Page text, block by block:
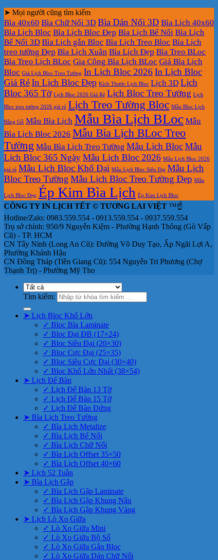
➤ Mọi người cũng tìm kiếm
Bìa 40x60 Bìa Chữ Nổi 3D Bìa Dán Nổi 3D Bìa Lịch 40x60
Bìa Lịch Bloc Bìa Lịch Bloc Đẹp Bìa Lịch Bế Nổi Bìa Lịch
Bế Nổi 3D Bìa Lịch gắn Bloc Bìa Lịch Treo Bloc Bìa Lịch
treo tường Đẹp Bìa Lịch Xuân Bìa Lịch Đẹp Bìa Treo BLoc
Bìa Treo Lịch BLoc Gia Công Bìa Lịch BLoc Giá Bìa Lịch
Bloc Giá Lịch Bloc Treo Tường In Lịch Bloc 2026 In Lịch Bloc
Giá RẻIn Lịch Bloc Đẹp Kích Thước Lịch Bloc Lịch 3D Lịch
Bloc 365 Tờ Lịch Bloc 2026 Giá Rẻ Lịch Bloc Treo Tường Lịch
Bloc treo tường 2026 giá rẻ Lịch Treo Tường Bloc Mẫu Bloc Lịch
Bằng Gỗ Mẫu Bìa Lịch Mẫu Bìa Lịch BLoc Mẫu
Bìa Lịch Bloc 2026 Mẫu Bìa Lịch BLoc Treo
Tường Mẫu Bìa Lịch Treo Tường Mẫu Lịch BlocMẫu
Lịch Bloc 365 NgàyMẫu Lịch Bloc 2026 Mẫu Lịch Bloc 2026
giá rẻ Mẫu Lịch Bloc Khổ Đại Mẫu Lịch Bloc Siêu Đại Mẫu Lịch
Bloc Treo Tường Mẫu Lịch Bloc Treo Tường Đẹp Mẫu
Lịch Bloc Đẹp Ép Kim Bìa Lịch Ép Kim Lịch Bloc
CÔNG TY IN LỊCH TẾT © TƯƠNG LAI VIỆT ™☝️
Hotline/Zalo: 0983.559.554 - 0913.559.554 - 0937.559.554
Trụ sở chính: 950/9 Nguyễn Kiệm - Phường Hạnh Thông (Gò Vấp
Cũ) - TP. HCM
CN Tây Ninh (Long An Cũ): Đường Võ Duy Tạo, Ấp Ngãi Lợi A,
Phường Khánh Hậu
CN Đồng Tháp (Tiền Giang Cũ): 554 Nguyễn Tri Phương (Chợ
Thạnh Trị) - Phường Mỹ Tho
Tìm kiếm:
➤ Lịch Bloc Khổ Lớn
✓ Bloc Bìa Laminate
✓ Bloc Đại ĐB (17×24)
✓ Bloc Siêu Đại (20×30)
✓ Bloc Cực Đại (25×35)
✓ Bloc Siêu Cực Đại (30×40)
✓ Bloc Khổ Lớn Nhất (38×54)
➤ Lịch Để Bàn
✓ Lịch Để Bàn 13 Tờ
✓ Lịch Để Bàn 15 Tờ
✓ Lịch Để Bàn Đứng
➤ Bìa Lịch Treo Tường
✓ Bìa Lịch Metalize
✓ Bìa Lịch Bế Nổi
✓ Bìa Lịch Chữ Nổi
✓ Bìa Lịch Offset 35×50
✓ Bìa Lịch Offset 40×60
➤ Lịch 52 Tuần
➤ Bìa Lịch Gập
✓ Bìa Lịch Gập Laminate
✓ Bìa Lịch Gập Khung Nâu
✓ Bìa Lịch Gập Khung Vàng
➤ Lịch Lò Xo Giữa
✓ Lò Xo Giữa Mini
✓ Lò Xo Giữa Bộ Số
✓ Lò Xo Giữa Gắn Bloc
✓ Lò Xo Giữa Dán Chữ Nổi